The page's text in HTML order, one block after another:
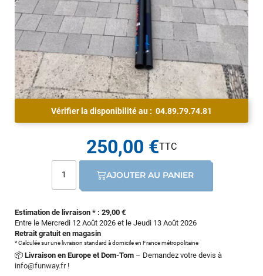
Vérifier la disponibilité au : 04.89.79.74.81
Estimation de livraison * : 29,00 €
Entre le Mercredi 12 Août 2026 et le Jeudi 13 Août 2026
Retrait gratuit en magasin
* Calculée sur une livraison standard à domicile en France métropolitaine
📦 Livraison en Europe et Dom-Tom – Demandez votre devis à
info@funway.fr!
250,00 €
AJOUTER AU PANIER